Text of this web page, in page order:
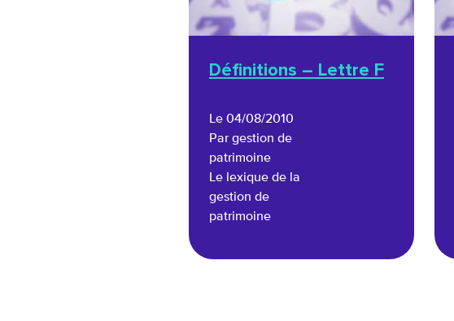
Définitions – Lettre F
Le 04/08/2010
Par gestion de
patrimoine
Le lexique de la
gestion de
patrimoine